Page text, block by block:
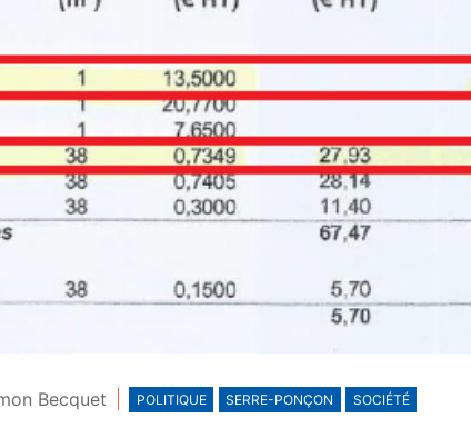
Becquet POLITIQUE SERRE-PONÇON SOCIÉTÉ